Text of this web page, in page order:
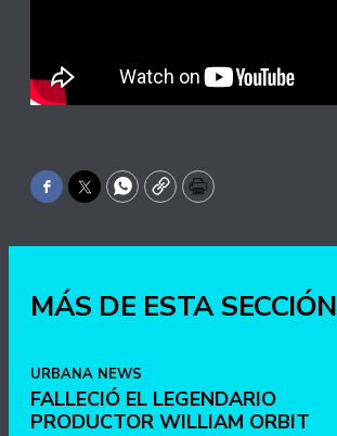
Facebook
TwitterWhatsApp
CopyPrint
MÁS DE ESTA SECCIÓN
URBANA NEWS
FALLECIÓ EL LEGENDARIO
PRODUCTOR WILLIAM ORBIT